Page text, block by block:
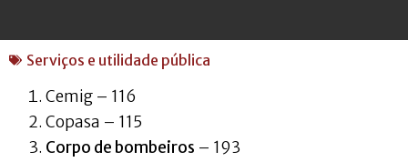
Serviços e utilidade pública
Cemig – 116
Copasa – 115
Corpo de bombeiros – 193